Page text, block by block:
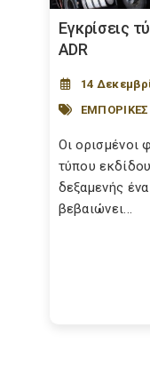
Εγκρίσεις
ADR
14
Οι ορισμένοι
τύπου
δεξαμενής
βεβαιώνει...